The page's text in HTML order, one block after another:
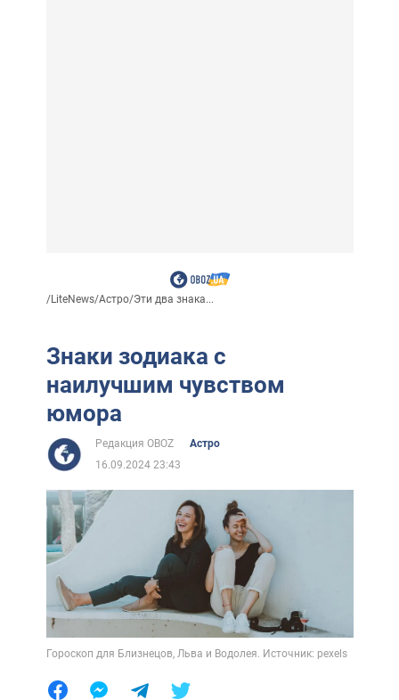
/LiteNews/Астро/Эти два знака...
Знаки зодиака с
наилучшим чувством
юмора
Редакция OBOZ
Астро
16.09.2024 23:43
Гороскоп для Близнецов, Льва и Водолея. Источник: pexels